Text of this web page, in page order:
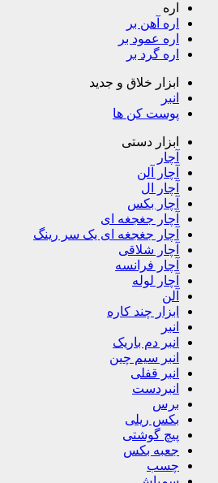
اره
اره آهن بر
اره عمود بر
اره گرد بر
ابزار خلاق و جدید
انبر
پوست کن ها
ابزار دستی
آچار
آچار آلن
آچار ال
آچار بکس
آچار جغجغه ای
آچار جغجغه ای یک سر رینگ
آچار شلاقی
آچار فرانسه
آچار لوله
آلن
ابزار چند کاره
انبر
انبر دم باریک
انبر سیم چین
انبر قفلی
انبردست
برس
بکس ریلی
پیچ گوشتی
جعبه بکس
چسب